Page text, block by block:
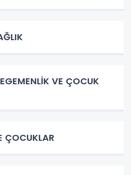
VE ÇOCUK
ÇOCUKLAR